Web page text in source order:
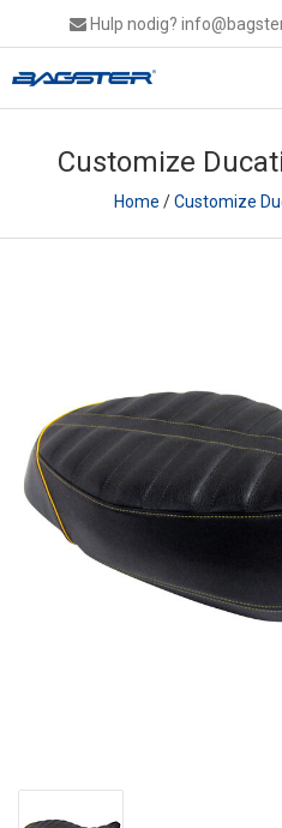
Hulp nodig?
Customize
Home /Customize